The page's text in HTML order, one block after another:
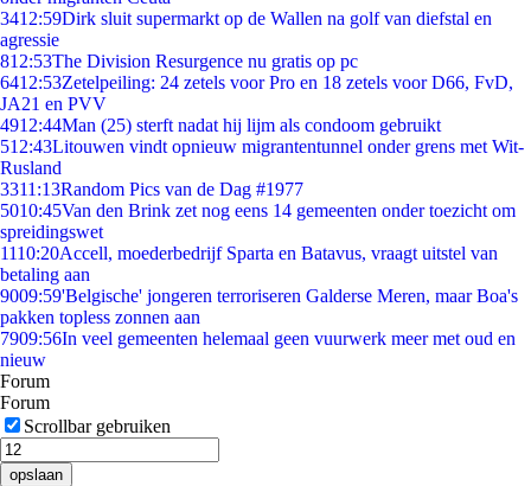
3412:59Dirk sluit supermarkt op de Wallen na golf van diefstal en
agressie
812:53The Division Resurgence nu gratis op pc
6412:53Zetelpeiling: 24 zetels voor Pro en 18 zetels voor D66, FvD,
JA21 en PVV
4912:44Man (25) sterft nadat hij lijm als condoom gebruikt
512:43Litouwen vindt opnieuw migrantentunnel onder grens met Wit-
Rusland
3311:13Random Pics van de Dag #1977
5010:45Van den Brink zet nog eens 14 gemeenten onder toezicht om
spreidingswet
1110:20Accell, moederbedrijf Sparta en Batavus, vraagt uitstel van
betaling aan
9009:59'Belgische' jongeren terroriseren Galderse Meren, maar Boa's
pakken topless zonnen aan
7909:56In veel gemeenten helemaal geen vuurwerk meer met oud en
nieuw
Forum
Forum
Scrollbar gebruiken
opslaan